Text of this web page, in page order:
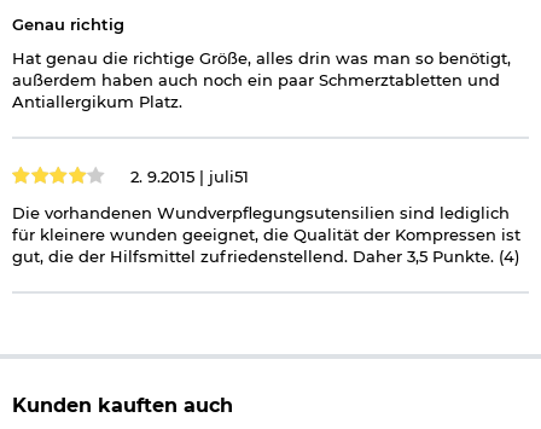
Genau richtig
Hat genau die richtige Größe, alles drin was man so benötigt,
außerdem haben auch noch ein paar Schmerztabletten und
Antiallergikum Platz.
2. 9.2015 | juli51
Die vorhandenen Wundverpflegungsutensilien sind lediglich
für kleinere wunden geeignet, die Qualität der Kompressen ist
gut, die der Hilfsmittel zufriedenstellend. Daher 3,5 Punkte. (4)
Kunden kauften auch